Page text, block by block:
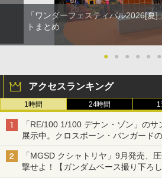
「ワンダーフェスティバル2026[夏]
トまとめ
● ● ● ● ● ●
アクセスランキング
1時間 24時間
「RE/100 1/100 デナン・ゾン」の
展示中。クロスボーン・バンガード
【ガンダムベース撮り下ろし】
「MGSD クシャトリヤ」9月発売、
撃せよ！【ガンダムベース撮り下ろし